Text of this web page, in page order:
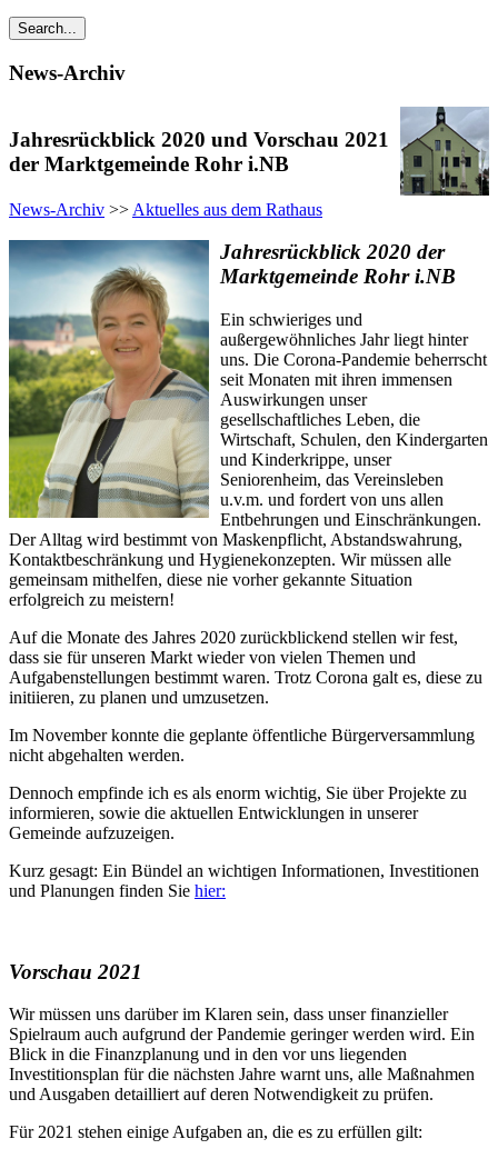
News-Archiv
Jahresrückblick 2020 und Vorschau 2021
der Marktgemeinde Rohr i.NB
News-Archiv >> Aktuelles aus dem Rathaus
Jahresrückblick 2020 der
Marktgemeinde Rohr i.NB
Ein schwieriges und
außergewöhnliches Jahr liegt hinter
uns. Die Corona-Pandemie beherrscht
seit Monaten mit ihren immensen
Auswirkungen unser
gesellschaftliches Leben, die
Wirtschaft, Schulen, den Kindergarten
und Kinderkrippe, unser
Seniorenheim, das Vereinsleben
u.v.m. und fordert von uns allen
Entbehrungen und Einschränkungen.
Der Alltag wird bestimmt von Maskenpflicht, Abstandswahrung,
Kontaktbeschränkung und Hygienekonzepten. Wir müssen alle
gemeinsam mithelfen, diese nie vorher gekannte Situation
erfolgreich zu meistern!
Auf die Monate des Jahres 2020 zurückblickend stellen wir fest,
dass sie für unseren Markt wieder von vielen Themen und
Aufgabenstellungen bestimmt waren. Trotz Corona galt es, diese zu
initiieren, zu planen und umzusetzen.
Im November konnte die geplante öffentliche Bürgerversammlung
nicht abgehalten werden.
Dennoch empfinde ich es als enorm wichtig, Sie über Projekte zu
informieren, sowie die aktuellen Entwicklungen in unserer
Gemeinde aufzuzeigen.
Kurz gesagt: Ein Bündel an wichtigen Informationen, Investitionen
und Planungen finden Sie hier:
Vorschau 2021
Wir müssen uns darüber im Klaren sein, dass unser finanzieller
Spielraum auch aufgrund der Pandemie geringer werden wird. Ein
Blick in die Finanzplanung und in den vor uns liegenden
Investitionsplan für die nächsten Jahre warnt uns, alle Maßnahmen
und Ausgaben detailliert auf deren Notwendigkeit zu prüfen.
Für 2021 stehen einige Aufgaben an, die es zu erfüllen gilt: